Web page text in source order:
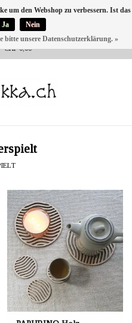
| INT. VERSAND ÜBER
CHF 0,00
um den Webshop zu verbessern. Ist das
Ja
Nein
bitte unsere Datenschutzerklärung. »